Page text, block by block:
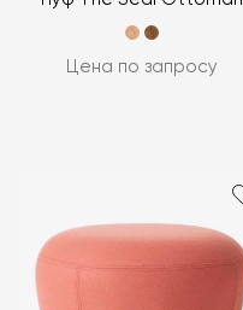
Цена по запросу